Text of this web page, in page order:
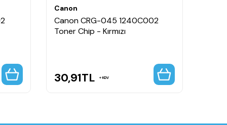
Canon
Canon CRG-045 1240C002
Toner Chip - Kırmızı
30,91TL KDV